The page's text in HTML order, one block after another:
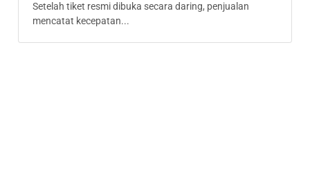
Setelah tiket resmi dibuka secara daring, penjualan
mencatat kecepatan...